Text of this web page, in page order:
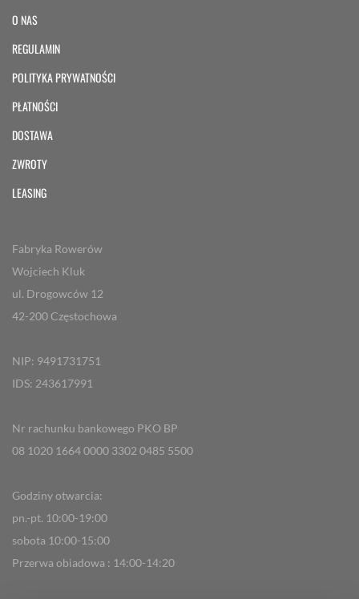
O NAS
REGULAMIN
POLITYKA PRYWATNOŚCI
PŁATNOŚCI
DOSTAWA
ZWROTY
LEASING
Fabryka Rowerów
Wojciech Kluk
ul. Drogowców 12
42-200 Częstochowa
NIP: 9491731751
IDS: 243617991
Nr rachunku bankowego PKO BP
08 1020 1664 0000 3302 0485 5500
Godziny otwarcia:
pn.-pt. 10:00-19:00
sobota 10:00-15:00
Przerwa obiadowa : 14:00-14:20